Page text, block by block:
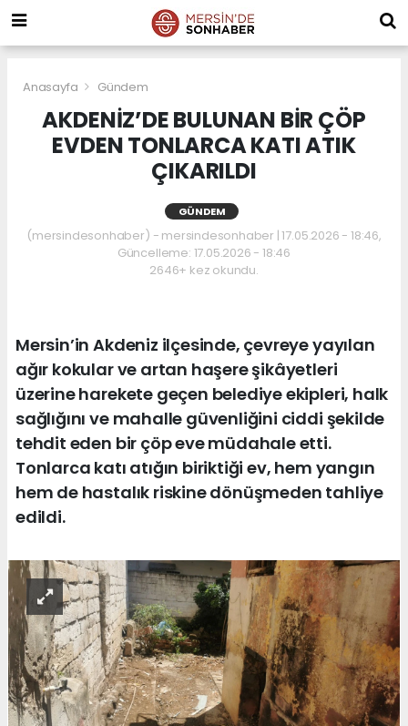
Anasayfa Gündem
AKDENİZ’DE BULUNAN BİR ÇÖP
EVDEN TONLARCA KATI ATIK
ÇIKARILDI
GÜNDEM
(mersindesonhaber) - mersindesonhaber | 17.05.2026 - 18:46,
Güncelleme: 17.05.2026 - 18:46
2646+ kez okundu.
Mersin’in Akdeniz ilçesinde, çevreye yayılan
ağır kokular ve artan haşere şikâyetleri
üzerine harekete geçen belediye ekipleri, halk
sağlığını ve mahalle güvenliğini ciddi şekilde
tehdit eden bir çöp eve müdahale etti.
Tonlarca katı atığın biriktiği ev, hem yangın
hem de hastalık riskine dönüşmeden tahliye
edildi.